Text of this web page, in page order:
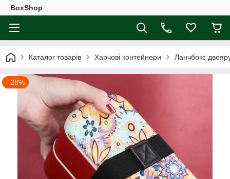
BoxShop
Каталог товарів Харчові контейнери Ланчбокс
–28%